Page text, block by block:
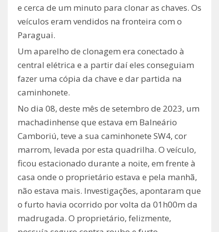
e cerca de um minuto para clonar as chaves. Os
veículos eram vendidos na fronteira com o
Paraguai.
Um aparelho de clonagem era conectado à
central elétrica e a partir daí eles conseguiam
fazer uma cópia da chave e dar partida na
caminhonete.
No dia 08, deste mês de setembro de 2023, um
machadinhense que estava em Balneário
Camboriú, teve a sua caminhonete SW4, cor
marrom, levada por esta quadrilha. O veículo,
ficou estacionado durante a noite, em frente à
casa onde o proprietário estava e pela manhã,
não estava mais. Investigações, apontaram que
o furto havia ocorrido por volta da 01h00m da
madrugada. O proprietário, felizmente,